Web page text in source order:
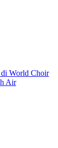
di World Choir
Air